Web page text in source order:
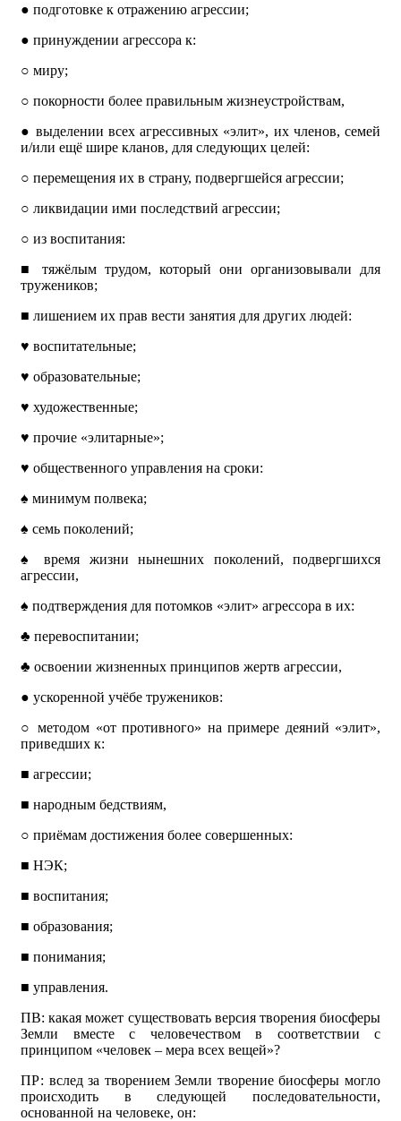
● подготовке к отражению агрессии;
● принуждении агрессора к:
○ миру;
○ покорности более правильным жизнеустройствам,
● выделении всех агрессивных «элит», их членов, семей
и/или ещё шире кланов, для следующих целей:
○ перемещения их в страну, подвергшейся агрессии;
○ ликвидации ими последствий агрессии;
○ из воспитания:
■
тяжёлым трудом, который они организовывали для
тружеников;
■ лишением их прав вести занятия для других людей:
♥ воспитательные;
♥ образовательные;
♥ художественные;
♥ прочие «элитарные»;
♥ общественного управления на сроки:
♠ минимум полвека;
♠ семь поколений;
♠
время жизни нынешних поколений, подвергшихся
агрессии,
♠ подтверждения для потомков «элит» агрессора в их:
♣ перевоспитании;
♣ освоении жизненных принципов жертв агрессии,
● ускоренной учёбе тружеников:
○ методом «от противного» на примере деяний «элит»,
приведших к:
■ агрессии;
■ народным бедствиям,
○ приёмам достижения более совершенных:
■ НЭК;
■ воспитания;
■ образования;
■ понимания;
■ управления.
ПВ: какая может существовать версия творения биосферы
Земли вместе с человечеством в соответствии с
принципом «человек – мера всех вещей»?
ПР: вслед за творением Земли творение биосферы могло
происходить в следующей последовательности,
основанной на человеке, он: